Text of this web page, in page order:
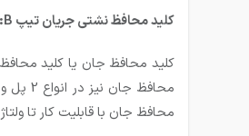
کلید محافظ نشتی جریان تیپ B:
محافظ جان با قابلیت کار تا ولتاژ 500 ولت و یا رنج جریان نشتی تا 0.5 آمپر نیز وجود دارند.